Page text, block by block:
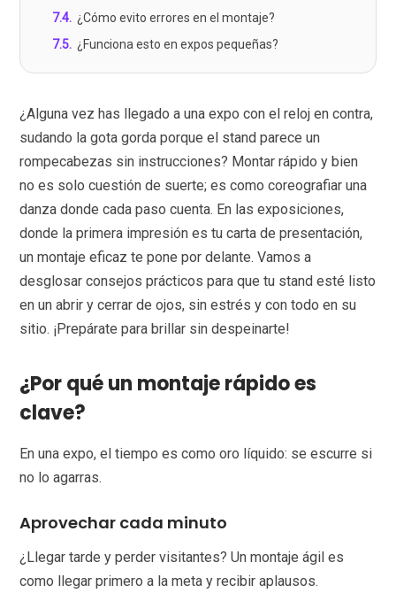
7.4. ¿Cómo evito errores en el montaje?
7.5. ¿Funciona esto en expos pequeñas?
¿Alguna vez has llegado a una expo con el reloj en contra,
sudando la gota gorda porque el stand parece un
rompecabezas sin instrucciones? Montar rápido y bien
no es solo cuestión de suerte; es como coreografiar una
danza donde cada paso cuenta. En las exposiciones,
donde la primera impresión es tu carta de presentación,
un montaje eficaz te pone por delante. Vamos a
desglosar consejos prácticos para que tu stand esté listo
en un abrir y cerrar de ojos, sin estrés y con todo en su
sitio. ¡Prepárate para brillar sin despeinarte!
¿Por qué un montaje rápido es
clave?
En una expo, el tiempo es como oro líquido: se escurre si
no lo agarras.
Aprovechar cada minuto
¿Llegar tarde y perder visitantes? Un montaje ágil es
como llegar primero a la meta y recibir aplausos.